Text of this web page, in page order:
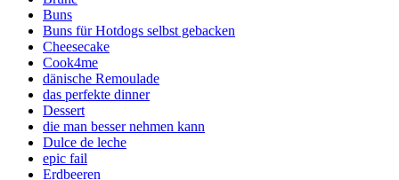
Buns
Buns für Hotdogs selbst gebacken
Cheesecake
Cook4me
dänische Remoulade
das perfekte dinner
Dessert
die man besser nehmen kann
Dulce de leche
epic fail
Erdbeeren